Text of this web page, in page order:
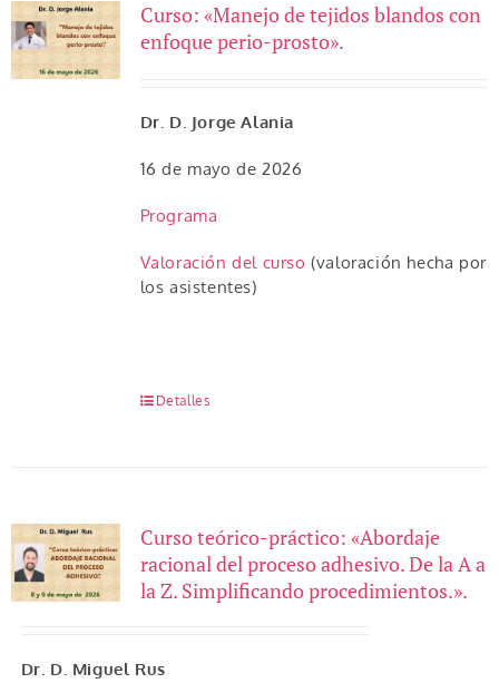
Curso: «Manejo de tejidos blandos con
enfoque perio-prosto».
Dr. D. Jorge Alania
16 de mayo de 2026
Programa
Valoración del curso (valoración hecha por
los asistentes)
Detalles
Curso teórico-práctico: «Abordaje
racional del proceso adhesivo. De la A a
la Z. Simplificando procedimientos.».
Dr. D. Miguel Rus